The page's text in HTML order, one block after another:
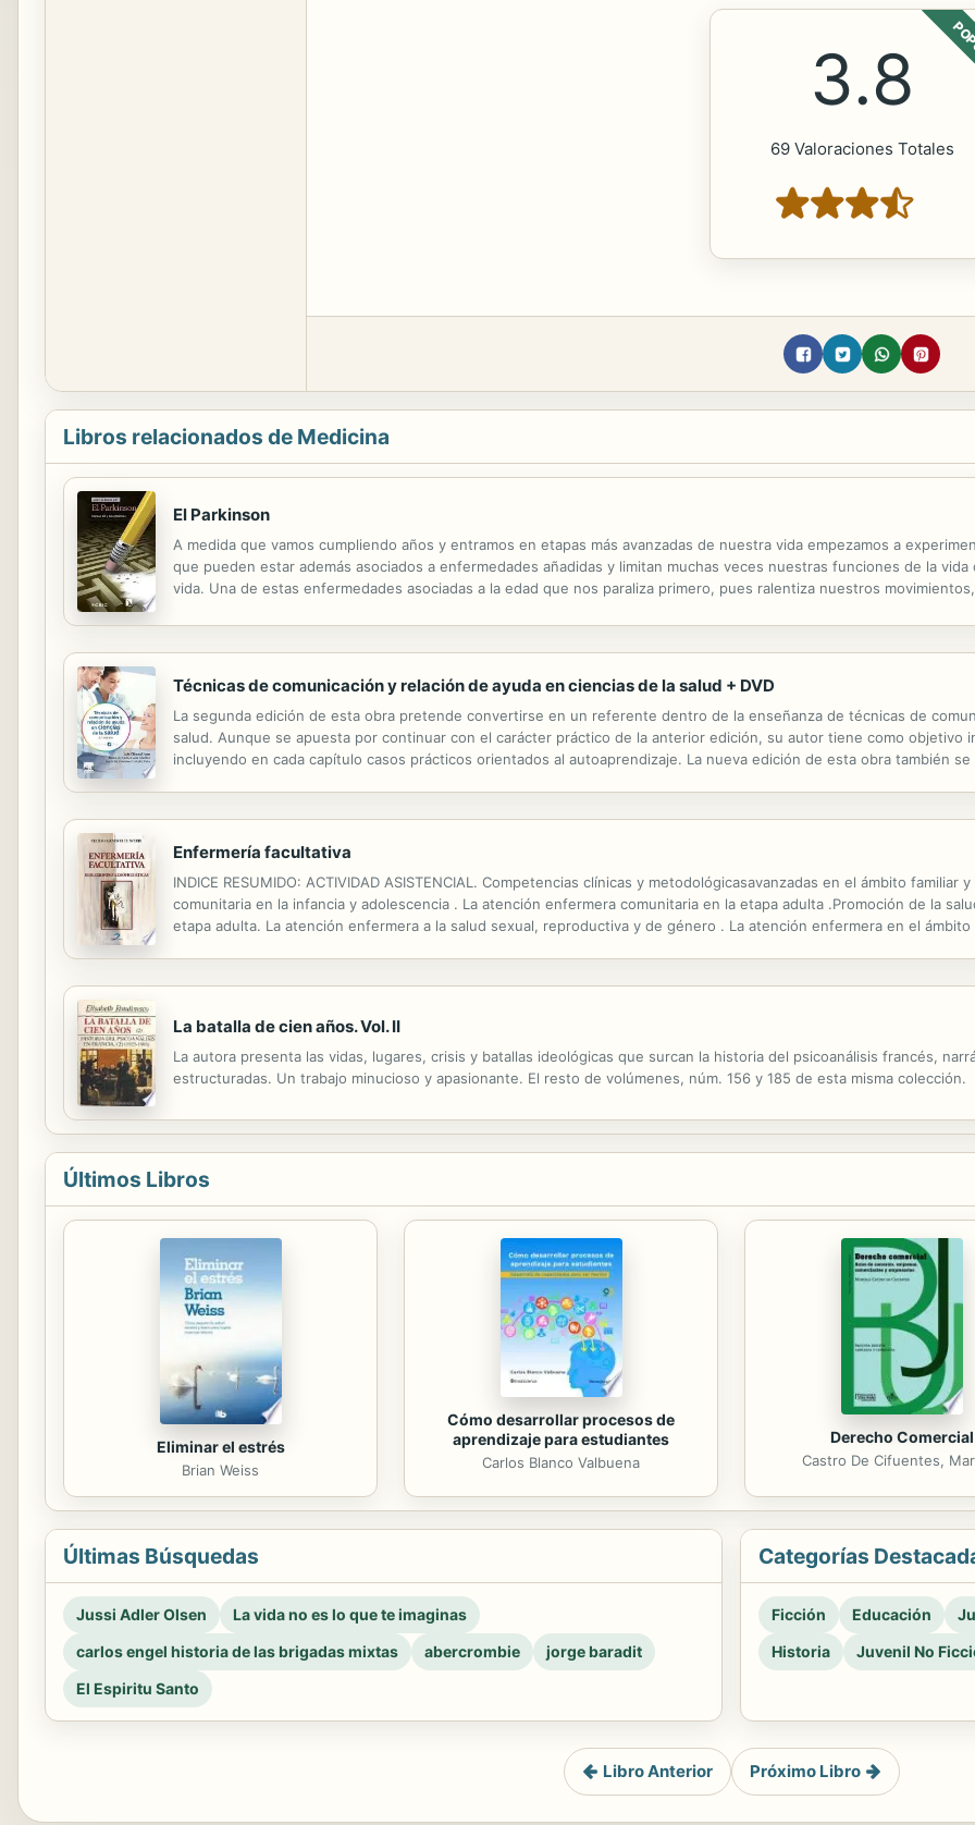
3.8
69 Valoraciones Totales
Libros relacionados de Medicina
El Parkinson
A medida que vamos cumpliendo años y entramos en etapas más avanzadas de nuestra vida empezamos a
que pueden estar además asociados a enfermedades añadidas y limitan muchas veces nuestras funciones de la
vida. Una de estas enfermedades asociadas a la edad que nos paraliza primero, pues ralentiza nuestros
Técnicas de comunicación y relación de ayuda en ciencias de la salud + DVD
La segunda edición de esta obra pretende convertirse en un referente dentro de la enseñanza de técnicas de
salud. Aunque se apuesta por continuar con el carácter práctico de la anterior edición, su autor tiene como objetivo
incluyendo en cada capítulo casos prácticos orientados al autoaprendizaje. La nueva edición de esta obra también
Enfermería facultativa
INDICE RESUMIDO: ACTIVIDAD ASISTENCIAL. Competencias clínicas y metodológicasavanzadas en el ámbito
comunitaria en la infancia y adolescencia . La atención enfermera comunitaria en la etapa adulta .Promoción de la
etapa adulta. La atención enfermera a la salud sexual, reproductiva y de género . La atención enfermera en el
La batalla de cien años. Vol. II
La autora presenta las vidas, lugares, crisis y batallas ideológicas que surcan la historia del psicoanálisis francés,
estructuradas. Un trabajo minucioso y apasionante. El resto de volúmenes, núm. 156 y 185 de esta misma colección.
Últimos Libros
Eliminar el estrés
Brian Weiss
Cómo desarrollar procesos de
aprendizaje para estudiantes
Carlos Blanco Valbuena
Derecho Comercial
Castro De Cifuentes,
Últimas Búsquedas
Jussi Adler Olsen
La vida no es lo que te imaginas
carlos engel historia de las brigadas mixtas
abercrombie
jorge baradit
El Espiritu Santo
Categorías
Ficción Educación
Historia
Juvenil No
Libro Anterior Próximo Libro